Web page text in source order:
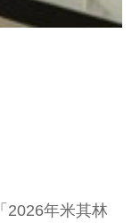
2026年米其林